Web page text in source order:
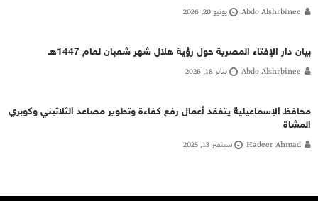
Abdo Alshrbinee يونيو 20, 2026
بيان دار الإفتاء المصرية حول رؤية هلال شهر شعبان لعام 1447هـ
Abdo Alshrbinee يناير 18, 2026
محافظ الإسماعيلية يتفقد أعمال رفع كفاءة وتطوير مصاعد الثلاثيني وكوبري
المشاة
Hadeer Ahmad سبتمبر 13, 2025